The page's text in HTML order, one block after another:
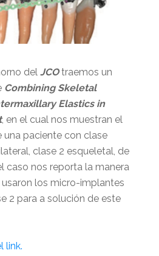
delJCO traemos un
Combining Skeletal
Elastics in
, en el cual nos muestran el
una paciente con clase
clase 2 esqueletal, de
caso nos reporta la manera
los micro-implantes
2 para a solución de este
link.